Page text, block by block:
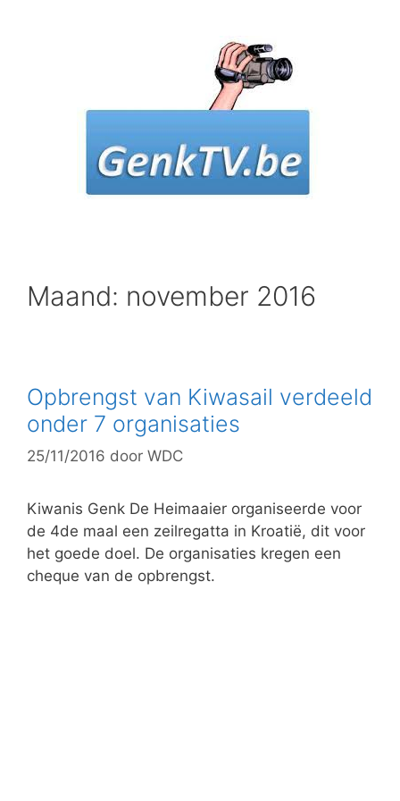
Maand: november 2016
Opbrengst van Kiwasail verdeeld
onder 7 organisaties
25/11/2016 door WDC
Kiwanis Genk De Heimaaier organiseerde voor
de 4de maal een zeilregatta in Kroatië, dit voor
het goede doel. De organisaties kregen een
cheque van de opbrengst.